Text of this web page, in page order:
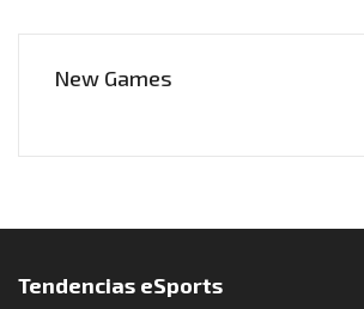
New Games
Síguenos en Instagram
Tendencias eSports